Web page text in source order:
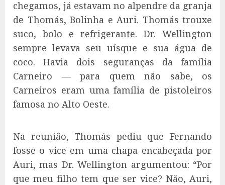
chegamos, já estavam no alpendre da granja
de Thomás, Bolinha e Auri. Thomás trouxe
suco, bolo e refrigerante. Dr. Wellington
sempre levava seu uísque e sua água de
coco. Havia dois seguranças da família
Carneiro — para quem não sabe, os
Carneiros eram uma família de pistoleiros
famosa no Alto Oeste.
Na reunião, Thomás pediu que Fernando
fosse o vice em uma chapa encabeçada por
Auri, mas Dr. Wellington argumentou: “Por
que meu filho tem que ser vice? Não, Auri,